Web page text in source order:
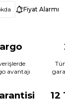
Fiyat Alarmı
avantajı
12